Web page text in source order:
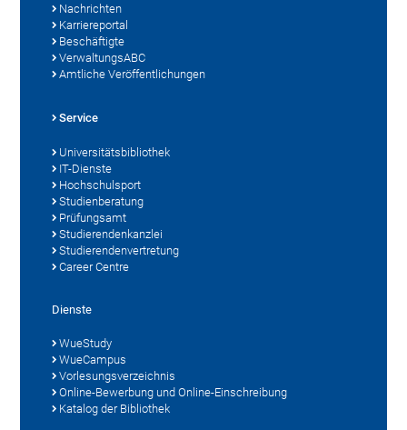
Nachrichten
Karriereportal
Beschäftigte
VerwaltungsABC
Amtliche Veröffentlichungen
Service
Universitätsbibliothek
IT-Dienste
Hochschulsport
Studienberatung
Prüfungsamt
Studierendenkanzlei
Studierendenvertretung
Career Centre
Dienste
WueStudy
WueCampus
Vorlesungsverzeichnis
Online-Bewerbung und Online-Einschreibung
Katalog der Bibliothek